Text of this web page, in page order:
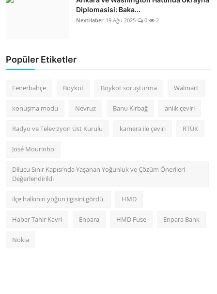
Diplomasisi: Baka...
NextHaber 19 Ağu 2025 0 2
Popüler Etiketler
Fenerbahçe Boykot Boykot soruşturma Walmart
konuşma modu Nevruz Banu Kırbağ anlık çeviri
Radyo ve Televizyon Üst Kurulu kamera ile çeviri RTÜK
José Mourinho
Dilucu Sınır Kapısı’nda Yaşanan Yoğunluk ve Çözüm Önerileri
Değerlendirildi
ilçe halkının yoğun ilgisini gördü. HMD
Haber Tahir Kavri Enpara HMD Fuse Enpara Bank
Nokia